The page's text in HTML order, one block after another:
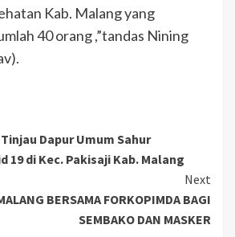
Kab. Malang yang
40 orang ,”tandas Nining
Dapur Umum Sahur
19 di Kec. Pakisaji Kab. Malang
Next
BERSAMA FORKOPIMDA BAGI
SEMBAKO DAN MASKER